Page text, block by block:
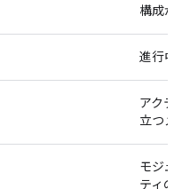
構成か
進行中
アクテ
立つメ
モジュ
ティの